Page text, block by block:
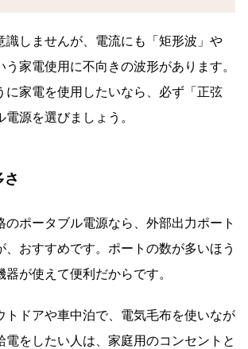
識しませんが、電流にも「矩形波」や
う家電使用に不向きの波形があります。
に家電を使用したいなら、必ず「正弦
源を選びましょう。
のポータブル電源なら、外部出力ポート
、おすすめです。ポートの数が多いほう
が使えて便利だからです。
トドアや車中泊で、電気毛布を使いなが
電をしたい人は、家庭用のコンセントと